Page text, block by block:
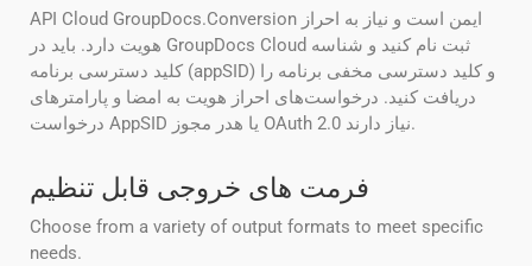
API Cloud GroupDocs.Conversion ایمن است و نیاز به احراز
هویت دارد. باید در GroupDocs Cloud ثبت نام کنید و شناسه
کلید دسترسی برنامه (appSID) و کلید دسترسی مخفی برنامه را
دریافت کنید. درخواست‌های احراز هویت به امضا و پارامترهای
درخواست AppSID یا هدر مجوز OAuth 2.0 نیاز دارند.
فرمت های خروجی قابل تنظیم
Choose from a variety of output formats to meet specific
needs.